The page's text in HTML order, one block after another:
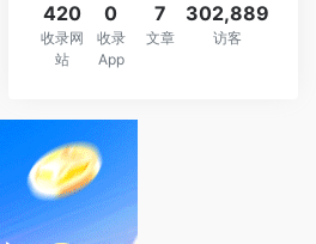
420
收录网
站
0
收录
App
7
文章
302,889
访客